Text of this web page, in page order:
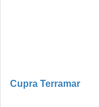
Cupra Terramar